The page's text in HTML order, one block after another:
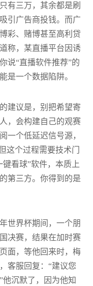
有三万，其余都是刷
引广告商投钱。而广
彩、赌博甚至高利贷
称，某直播平台因诱
说“直播软件推荐”的
是一个数据陷阱。
建议是，别把希望寄
，会构建自己的观赛
一个低延迟信号源，
这个过程需要技术门
看球”软件，本质上
第三方。你得到的是
世界杯期间，一个朋
决赛，结果在加时赛
面，等他回来时，梅
客服回复：“建议您
沉默了，因为他知